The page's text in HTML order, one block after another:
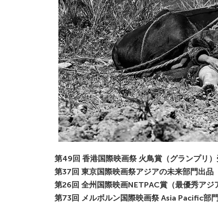
第49回 ⾹港国際映画祭 ⽕⿃賞（グランプリ
第37回 東京国際映画祭アジアの未来部⾨出品
第26回 全州国際映画NETPAC賞（最優秀アジ
第73回 メルボルン国際映画祭 Asia Pacific部